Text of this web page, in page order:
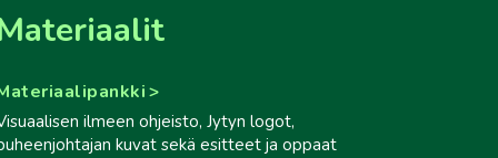
ilmeen ohjeisto, Jytyn logot,
kuvat sekä esitteet ja oppaat